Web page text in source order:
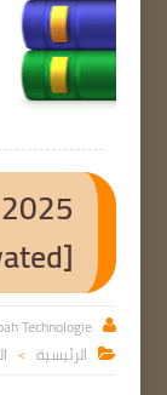

Technologie
 الرئيسية >